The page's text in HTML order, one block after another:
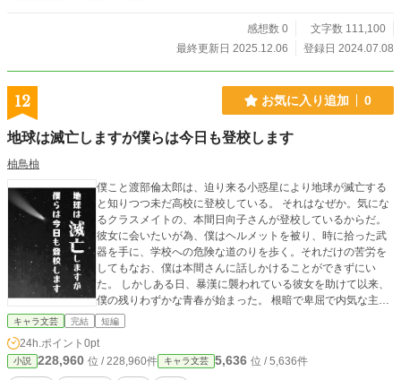
シャルが入った〈 〉がございます。 ◆サブタイトルに
「＊」のある回には、イメージ画像がございます。 ただ飽
未読でお越しくださいました貴重な皆様♡ 大変お手数です
いませ（^人^） 第２～４話まで多少説明の多い回が続きま
度説明させていただきます(=ﾟωﾟ)ﾉ クウヤと冷血顔面w美女
のドタバタな空の旅に、是非ともお付き合いを☆ （^人^）
どうぞ宜しくお願い申し上げます（^人^）
感想数 0
文字数 111,100
最終更新日 2025.12.06
登録日 2024.07.08
12 お気に入り追加 0
地球は滅亡しますが僕らは今日も登校します
柚鳥柚
僕こと渡部倫太郎は、迫り来る小惑星により地球が滅亡する
と知りつつ未だ高校に登校している。 それはなぜか。気にな
るクラスメイトの、本間日向子さんが登校しているからだ。
彼女に会いたいが為、僕はヘルメットを被り、時に拾った武
器を手に、学校への危険な道のりを歩く。それだけの苦労を
してもなお、僕は本間さんに話しかけることができずにい
た。 しかしある日、暴漢に襲われている彼女を助けて以来、
僕の残りわずかな青春が始まった。 根暗で卑屈で内気な主人
公が、好きな子のために頑張ったりピンチを救ったりと足掻
にも同作家名同タイトルで投稿しています。
キャラ文芸 完結 短編
24h.ポイント 0pt
小説 228,960 位 / 228,960件 キャラ文芸 5,636 位 / 5,636件